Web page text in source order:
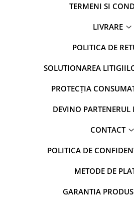
TERMENI SI
LIVRARE
POLITICA DE
SOLUTIONAREA
PROTECȚIA
DEVINO PARTENERUL
CONTACT
POLITICA DE
METODE DE
GARANTIA